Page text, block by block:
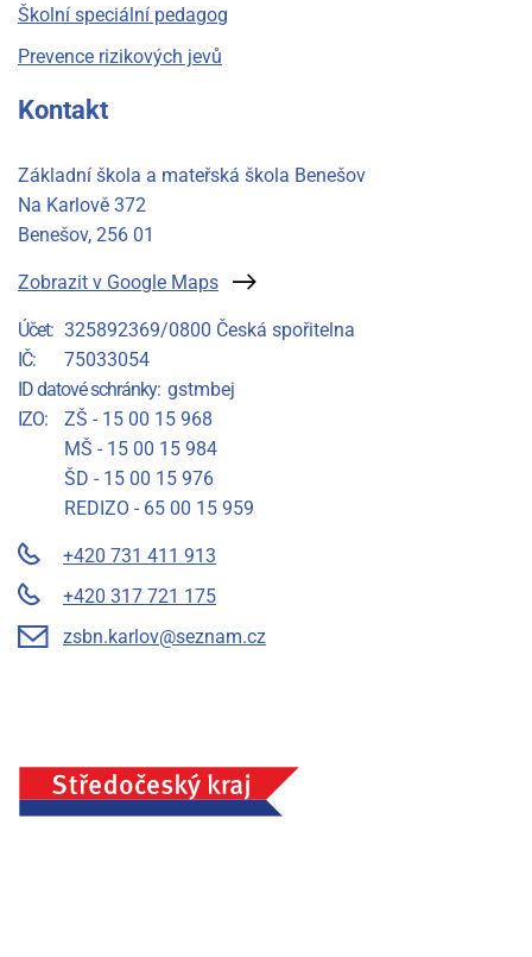
Školní speciální pedagog
Prevence rizikových jevů
Kontakt
Základní škola a mateřská škola Benešov
Na Karlově 372
Benešov, 256 01
Zobrazit v Google Maps
Účet
325892369/0800 Česká spořitelna
IČ
75033054
ID datové schránky gstmbej
IZO
ZŠ - 15 00 15 968
MŠ - 15 00 15 984
ŠD - 15 00 15 976
REDIZO - 65 00 15 959
+420 731 411 913
+420 317 721 175
zsbn.karlov@seznam.cz